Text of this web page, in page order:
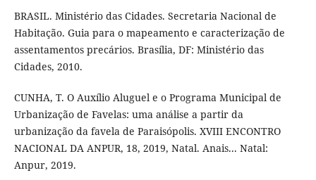
BRASIL. Ministério das Cidades. Secretaria Nacional de
Habitação. Guia para o mapeamento e caracterização de
assentamentos precários. Brasília, DF: Ministério das
Cidades, 2010.
CUNHA, T. O Auxílio Aluguel e o Programa Municipal de
Urbanização de Favelas: uma análise a partir da
urbanização da favela de Paraisópolis. XVIII ENCONTRO
NACIONAL DA ANPUR, 18, 2019, Natal. Anais... Natal:
Anpur, 2019.